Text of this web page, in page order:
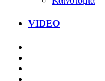
VIDEO